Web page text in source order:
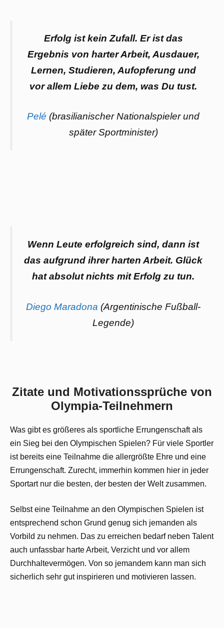
Erfolg ist kein Zufall. Er ist das
Ergebnis von harter Arbeit, Ausdauer,
Lernen, Studieren, Aufopferung und
vor allem Liebe zu dem, was Du tust.
Pelé (brasilianischer Nationalspieler und
später Sportminister)
Wenn Leute erfolgreich sind, dann ist
das aufgrund ihrer harten Arbeit. Glück
hat absolut nichts mit Erfolg zu tun.
Diego Maradona (Argentinische Fußball-
Legende)
Zitate und Motivationssprüche von
Olympia-Teilnehmern
Was gibt es größeres als sportliche Errungenschaft als
ein Sieg bei den Olympischen Spielen? Für viele Sportler
ist bereits eine Teilnahme die allergrößte Ehre und eine
Errungenschaft. Zurecht, immerhin kommen hier in jeder
Sportart nur die besten, der besten der Welt zusammen.
Selbst eine Teilnahme an den Olympischen Spielen ist
entsprechend schon Grund genug sich jemanden als
Vorbild zu nehmen. Das zu erreichen bedarf neben Talent
auch unfassbar harte Arbeit, Verzicht und vor allem
Durchhaltevermögen. Von so jemandem kann man sich
sicherlich sehr gut inspirieren und motivieren lassen.